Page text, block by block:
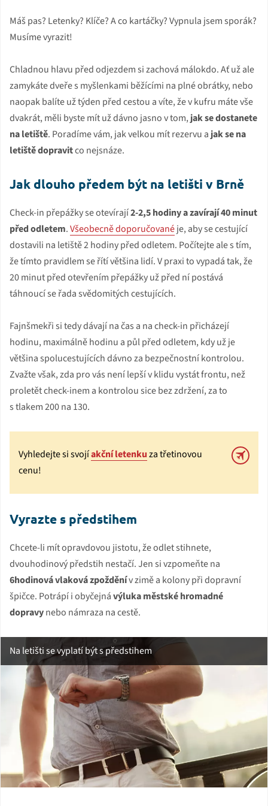
Máš pas? Letenky? Klíče? A co kartáčky? Vypnula jsem sporák?
Musíme vyrazit!
Chladnou hlavu před odjezdem si zachová málokdo. Ať už ale
zamykáte dveře s myšlenkami běžícími na plné obrátky, nebo
naopak balíte už týden před cestou a víte, že v kufru máte vše
dvakrát, měli byste mít už dávno jasno v tom, jak se dostanete
na letiště. Poradíme vám, jak velkou mít rezervu a jak se na
letiště dopravitco nejsnáze.
Jak dlouho předem být na letišti v Brně
Check-in přepážky se otevírají2-2,5 hodiny a zavírají 40 minut
před odletem.Všeobecně doporučovanéje, aby se cestující
dostavili na letiště 2 hodiny před odletem. Počítejte ale s tím,
že tímto pravidlem se řítí většina lidí. V praxi to vypadá tak, že
20 minut před otevřením přepážky už před ní postává
táhnoucí se řada svědomitých cestujících.
Fajnšmekři si tedy dávají na čas a na check-in přicházejí
hodinu, maximálně hodinu a půl před odletem, kdy už je
většina spolucestujících dávno za bezpečnostní kontrolou.
Zvažte však, zda pro vás není lepší v klidu vystát frontu, než
proletět check-inem a kontrolou sice bez zdržení, za to
s tlakem 200 na 130.
Vyhledejte si svojíakční letenkuza třetinovou
cenu!
Vyrazte s předstihem
Chcete-li mít opravdovou jistotu, že odlet stihnete,
dvouhodinový předstih nestačí. Jen si vzpomeňte na
6hodinová vlaková zpožděnív zimě a kolony při dopravní
špičce. Potrápí i obyčejnávýluka městské hromadné
dopravynebo námraza na cestě.
Na letišti se vyplatí být s předstihem